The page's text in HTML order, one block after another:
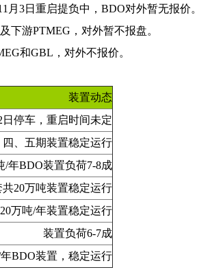
月3日重启提负中，BDO对外暂无报价。
下游PTMEG，对外暂不报盘。
和GBL，对外不报价。
装置动态
日停车，重启时间未定
、五期装置稳定运行
/年BDO装置负荷7-8成
共20万吨装置稳定运行
万吨/年装置稳定运行
装置负荷6-7成
BDO装置，稳定运行